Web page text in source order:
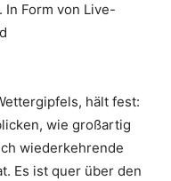
Form von Live-
hält fest:
wie großartig
wiederkehrende
Es ist quer über den